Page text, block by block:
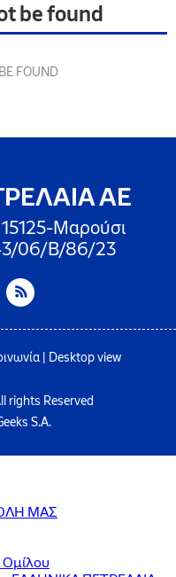
be found
FOUND
ΑΕ
Μαρούσι
06/Β/86/23
| Desktop view
rights Reserved
S.A.
ΜΑΣ
Ομίλου